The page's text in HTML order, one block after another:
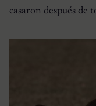
casaron después de